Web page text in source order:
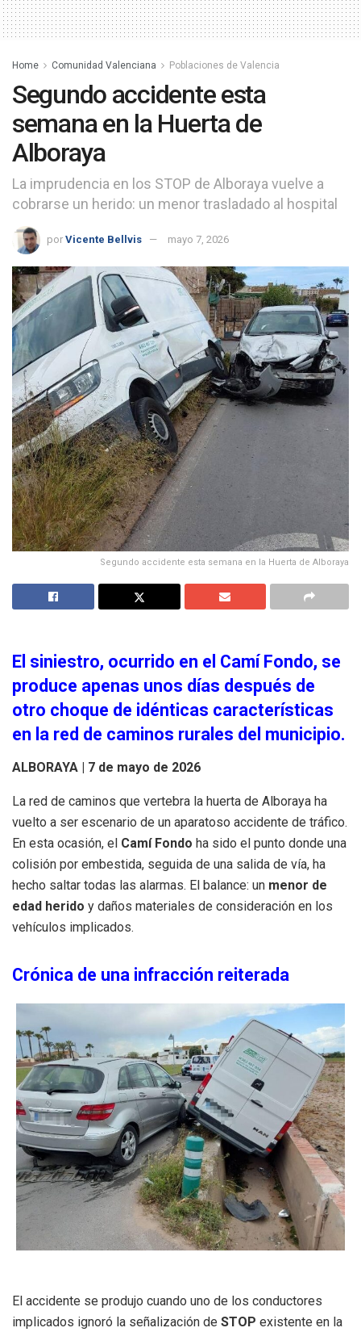
Home Comunidad Valenciana Poblaciones de Valencia
Segundo accidente esta
semana en la Huerta de
Alboraya
La imprudencia en los STOP de Alboraya vuelve a
cobrarse un herido: un menor trasladado al hospital
por Vicente Bellvis mayo 7, 2026
Segundo accidente esta semana en la Huerta de Alboraya
El siniestro, ocurrido en el Camí Fondo, se
produce apenas unos días después de
otro choque de idénticas características
en la red de caminos rurales del municipio.
ALBORAYA | 7 de mayo de 2026
La red de caminos que vertebra la huerta de Alboraya ha
vuelto a ser escenario de un aparatoso accidente de tráfico.
En esta ocasión, el Camí Fondo ha sido el punto donde una
colisión por embestida, seguida de una salida de vía, ha
hecho saltar todas las alarmas. El balance: un menor de
edad herido y daños materiales de consideración en los
vehículos implicados.
Crónica de una infracción reiterada
El accidente se produjo cuando uno de los conductores
implicados ignoró la señalización de STOP existente en la